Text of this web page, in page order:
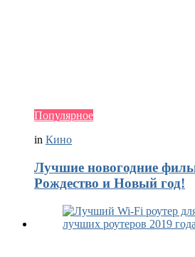
Популярное
in Кино
Лучшие новогодние
Рождество и Новый год!